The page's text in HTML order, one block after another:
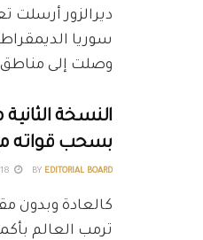
ديرالزور
سوريا
وصلت إلى
النسخة
بسحب قواته
BY EDITORIAL BOARD
كالعادة وبدون
ترمب العالم